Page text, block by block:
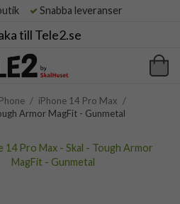
Snabba leveranser
till Tele2.se
/ iPhone 14 Pro Max /
Armor MagFit - Gunmetal